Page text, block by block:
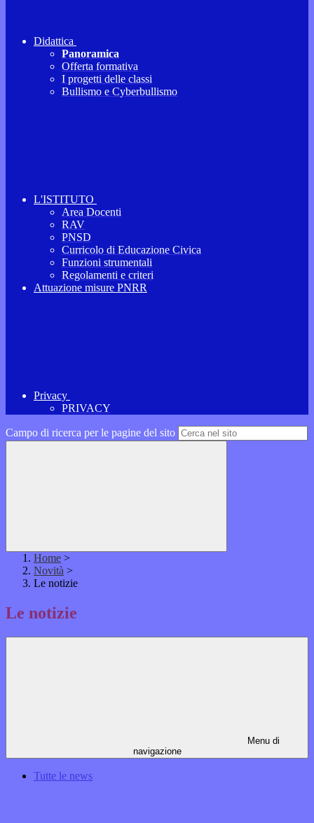
Didattica
Panoramica
Offerta formativa
I progetti delle classi
Bullismo e Cyberbullismo
L'ISTITUTO
Area Docenti
RAV
PNSD
Curricolo di Educazione Civica
Funzioni strumentali
Regolamenti e criteri
Attuazione misure PNRR
Privacy
PRIVACY
Campo di ricerca per le pagine del sito
Home >
Novità >
Le notizie
Le notizie
Menu di
navigazione
Tutte le news